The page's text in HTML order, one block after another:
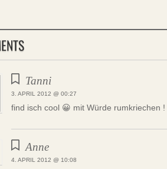
Tanni
3. APRIL 2012 @ 00:27
find isch cool 😀 mit Würde rumkriechen !
Anne
4. APRIL 2012 @ 10:08